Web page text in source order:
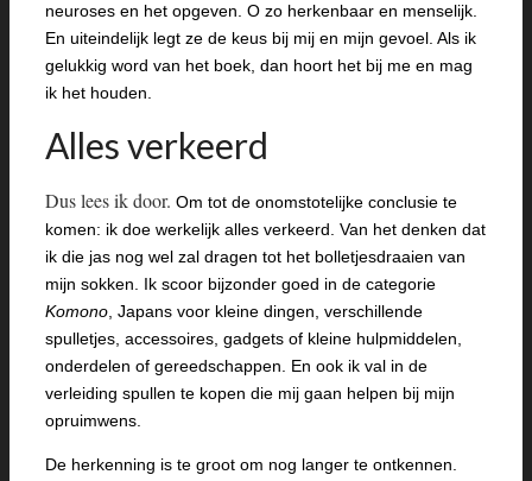
neuroses en het opgeven. O zo herkenbaar en menselijk.
En uiteindelijk legt ze de keus bij mij en mijn gevoel. Als ik
gelukkig word van het boek, dan hoort het bij me en mag
ik het houden.
Alles verkeerd
Dus lees ik door. Om tot de onomstotelijke conclusie te
komen: ik doe werkelijk alles verkeerd. Van het denken dat
ik die jas nog wel zal dragen tot het bolletjesdraaien van
mijn sokken. Ik scoor bijzonder goed in de categorie
Komono , Japans voor kleine dingen, verschillende
spulletjes, accessoires, gadgets of kleine hulpmiddelen,
onderdelen of gereedschappen. En ook ik val in de
verleiding spullen te kopen die mij gaan helpen bij mijn
opruimwens.
De herkenning is te groot om nog langer te ontkennen.